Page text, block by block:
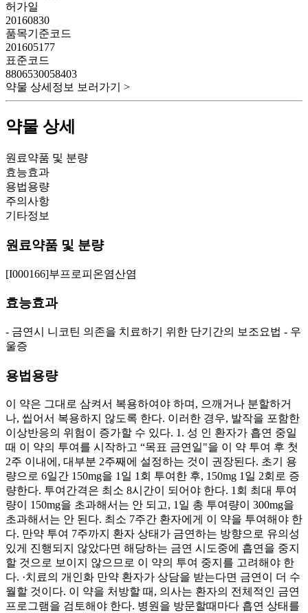
허가일
20160830
품목기준코드
201605177
표준코드
8806530058403
약물 상세정보 보러가기 >
약물 상세
원료약품 및 분량
효능효과
용법용량
주의사항
기타정보
원료약품 및 분량
[I000166]부프로피온염산염
효능효과
- 금연시 니코틴 의존을 치료하기 위한 단기간의 보조요법 - 우
울증
용법용량
이 약은 그대로 삼켜서 복용하여야 하며, 으깨거나 분할하거
나, 씹어서 복용하지 않도록 한다. 이러한 경우, 발작을 포함한
이상반응의 위험이 증가할 수 있다. 1. 성 인 환자가 흡연 중일
때 이 약의 투여를 시작하고 “목표 금연일"을 이 약 투여 후 첫
2주 이내에, 대부분 2주째에 설정하는 것이 권장된다. 초기 용
량으로 6일간 150mg을 1일 1회 투여한 후, 150mg 1일 2회로 증
량한다. 투여간격은 최소 8시간이 되어야 한다. 1회 최대 투여
량이 150mg을 초과해서는 안 되고, 1일 총 투여량이 300mg을
초과해서는 안 된다. 최소 7주간 환자에게 이 약을 투여해야 한
다. 만약 투여 7주까지 환자 상태가 금연하는 방향으로 유의성
있게 진행되지 않았다면 해당하는 금연 시도중에 흡연을 중지
할 것으로 보이지 않으므로 이 약의 투여 중지를 고려해야 한
다. ·치료의 개인화 만약 환자가 상담을 받는다면 금연이 더 수
월할 것이다. 이 약을 처방할 때, 의사는 환자의 전체적인 금연
프로그램을 검토해야 한다. 병원을 방문할때마다 흡연 상태를